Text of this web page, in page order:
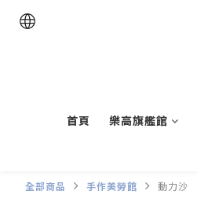
首頁 樂高旗艦館
全部商品 手作美勞館 動力沙